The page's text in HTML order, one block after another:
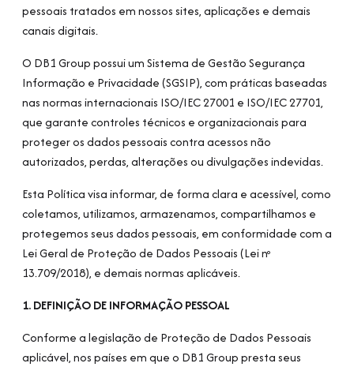
pessoais tratados em nossos sites, aplicações e demais
canais digitais.
O DB1 Group possui um Sistema de Gestão Segurança
Informação e Privacidade (SGSIP), com práticas baseadas
nas normas internacionais ISO/IEC 27001 e ISO/IEC 27701,
que garante controles técnicos e organizacionais para
proteger os dados pessoais contra acessos não
autorizados, perdas, alterações ou divulgações indevidas.
Esta Política visa informar, de forma clara e acessível, como
coletamos, utilizamos, armazenamos, compartilhamos e
protegemos seus dados pessoais, em conformidade com a
Lei Geral de Proteção de Dados Pessoais (Lei nº
13.709/2018), e demais normas aplicáveis.
1. DEFINIÇÃO DE INFORMAÇÃO PESSOAL
Conforme a legislação de Proteção de Dados Pessoais
aplicável, nos países em que o DB1 Group presta seus